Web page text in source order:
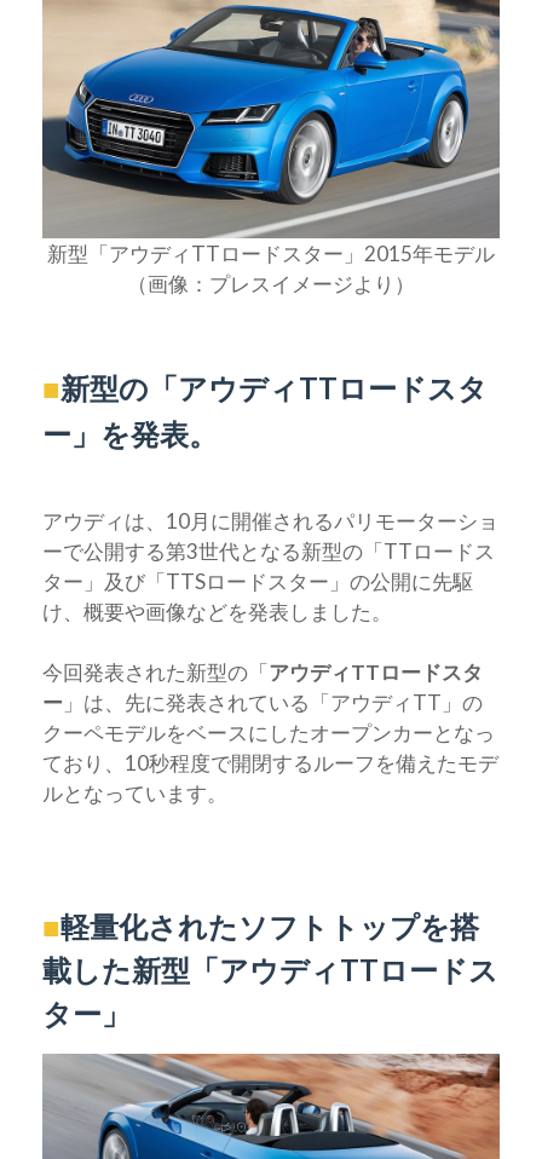
新型「アウディTTロードスター」2015年モデル
（画像：プレスイメージより）
■新型の「アウディTTロードスタ
ー」を発表。
アウディは、10月に開催されるパリモーターショ
ーで公開する第3世代となる新型の「TTロードス
ター」及び「TTSロードスター」の公開に先駆
け、概要や画像などを発表しました。
今回発表された新型の「アウディTTロードスタ
ー 」は、先に発表されている「アウディTT」の
クーペモデルをベースにしたオープンカーとなっ
ており、10秒程度で開閉するルーフを備えたモデ
ルとなっています。
■軽量化されたソフトトップを搭
載した新型「アウディTTロードス
ター」